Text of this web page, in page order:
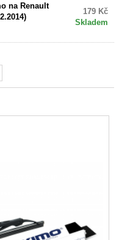
na Renault
179 Kč
Skladem